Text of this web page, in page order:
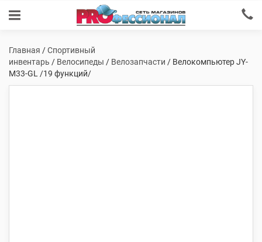
Главная /Спортивный
инвентарь / Велосипеды / Велозапчасти / Велокомпьютер JY-
M33-GL /19 функций/